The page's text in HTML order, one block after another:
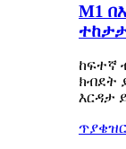
M1
ከፍተኛ
ክብደት
እርዳታ
ጥያቄ